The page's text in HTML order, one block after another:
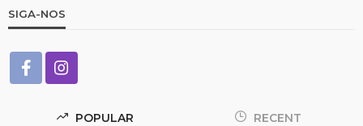
SIGA-NOS
POPULAR RECENT